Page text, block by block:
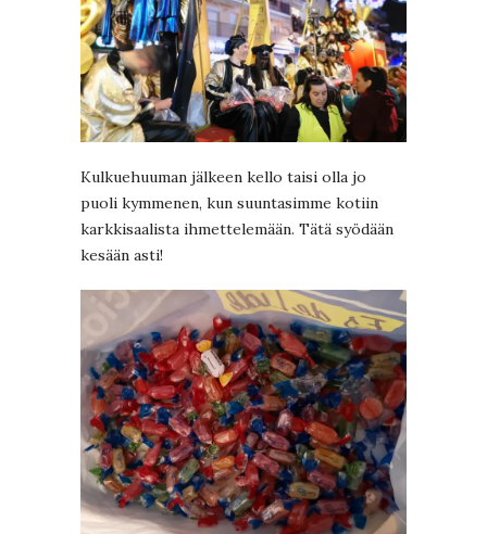
Kulkuehuuman jälkeen kello taisi olla jo
puoli kymmenen, kun suuntasimme kotiin
karkkisaalista ihmettelemään. Tätä syödään
kesään asti!